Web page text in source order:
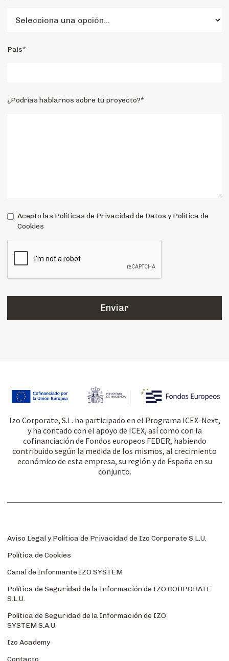
País*
¿Podrías hablarnos sobre tu proyecto?*
Acepto las Políticas de Privacidad de Datos y Política de
Cookies
Izo Corporate, S.L. ha participado en el Programa ICEX-Next,
y ha contado con el apoyo de ICEX, así como con la
cofinanciación de Fondos europeos FEDER, habiendo
contribuido según la medida de los mismos, al crecimiento
económico de esta empresa, su región y de España en su
conjunto.
Aviso Legal y Política de Privacidad de Izo Corporate S.L.U.
Política de Cookies
Canal de Informante IZO SYSTEM
Política de Seguridad de la Información de IZO CORPORATE
S.L.U.
Política de Seguridad de la Información de IZO
SYSTEM S.A.U.
Izo Academy
Contacto